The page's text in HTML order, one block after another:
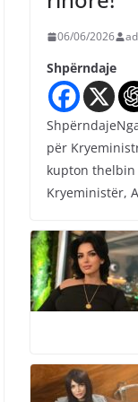
06/06/2026
Shpërndaje
për
kupton thelbin
Kryeministër,